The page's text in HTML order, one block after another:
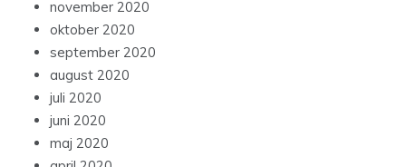
november 2020
oktober 2020
september 2020
august 2020
juli 2020
juni 2020
maj 2020